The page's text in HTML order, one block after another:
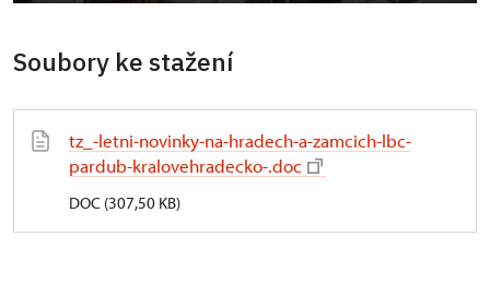
Soubory ke stažení
tz_-letni-novinky-na-hradech-a-zamcich-lbc-
pardub-kralovehradecko-.doc
DOC (307,50 KB)